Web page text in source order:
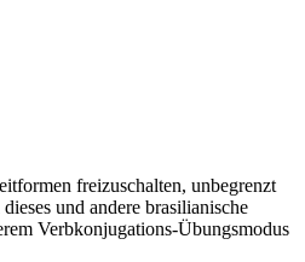
freizuschalten, unbegrenzt
und andere brasilianische
Verbkonjugations-Übungsmodus